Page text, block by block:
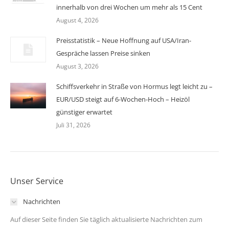
innerhalb von drei Wochen um mehr als 15 Cent
August 4, 2026
Preisstatistik – Neue Hoffnung auf USA/Iran-
Gespräche lassen Preise sinken
August 3, 2026
Schiffsverkehr in Straße von Hormus legt leicht zu –
EUR/USD steigt auf 6-Wochen-Hoch – Heizöl
günstiger erwartet
Juli 31, 2026
Unser Service
Nachrichten
Auf dieser Seite finden Sie täglich aktualisierte Nachrichten zum